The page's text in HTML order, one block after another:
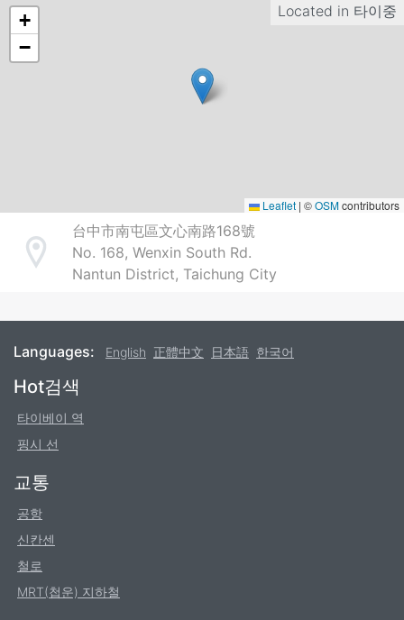
Located in 타이중
+
−
Leaflet | ©OSMcontributors
Address
台中市南屯區文心南路168號
No. 168, Wenxin South Rd.
Nantun District, Taichung City
Languages: English 正體中文 日本語 한국어
Footer
Hot검색
타이베이 역
핑시 선
교통
공항
신칸센
철로
MRT(첩운) 지하철